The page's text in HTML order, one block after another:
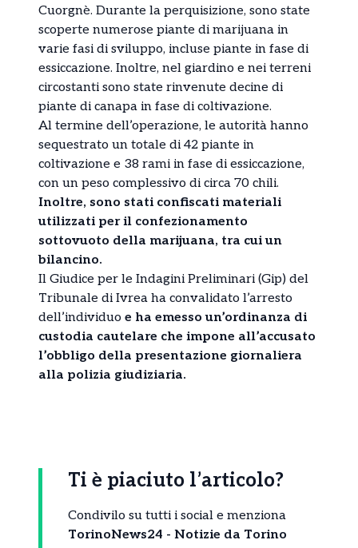
Cuorgnè. Durante la perquisizione, sono state
scoperte numerose piante di marijuana in
varie fasi di sviluppo, incluse piante in fase di
essiccazione. Inoltre, nel giardino e nei terreni
circostanti sono state rinvenute decine di
piante di canapa in fase di coltivazione.
Al termine dell’operazione, le autorità hanno
sequestrato un totale di 42 piante in
coltivazione e 38 rami in fase di essiccazione,
con un peso complessivo di circa 70 chili.
Inoltre, sono stati confiscati materiali
utilizzati per il confezionamento
sottovuoto della marijuana, tra cui un
bilancino.
Il Giudice per le Indagini Preliminari (Gip) del
Tribunale di Ivrea ha convalidato l’arresto
dell’individuo e ha emesso un’ordinanza di
custodia cautelare che impone all’accusato
l’obbligo della presentazione giornaliera
alla polizia giudiziaria.
Ti è piaciuto l’articolo?
Condivilo su tutti i social e menziona
TorinoNews24 - Notizie da Torino